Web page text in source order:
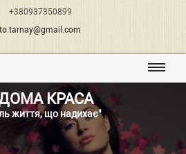
+380937350899
to.tarnay@gmail.com
КРАСА
життя, що надихає"